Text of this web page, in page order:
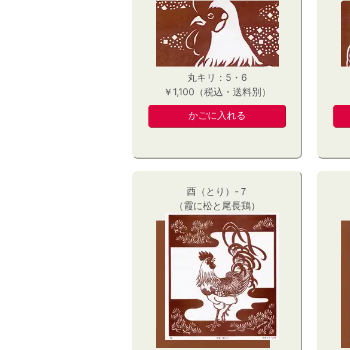
丸キリ：5・6
￥1,100（税込・送料別）
酉（とり）-７
（霞に松と尾長鶏）